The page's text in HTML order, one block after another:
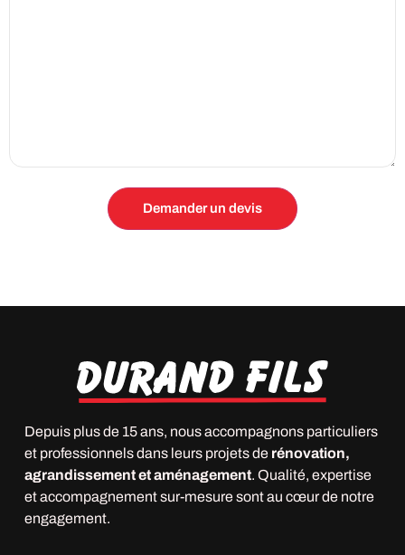
Depuis plus de 15 ans, nous accompagnons particuliers
et professionnels dans leurs projets de rénovation,
agrandissement et aménagement. Qualité, expertise
et accompagnement sur-mesure sont au cœur de notre
engagement.